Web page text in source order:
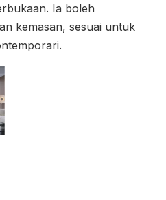
Ia boleh
kemasan, sesuai untuk